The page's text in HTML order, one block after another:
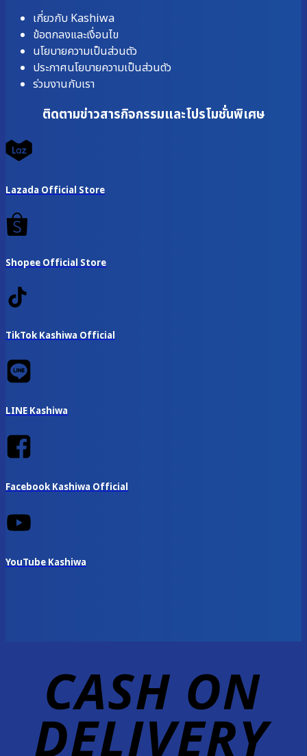
เกี่ยวกับ Kashiwa
ข้อตกลงและเงื่อนไข
นโยบายความเป็นส่วนตัว
ประกาศนโยบายความเป็นส่วนตัว
ร่วมงานกับเรา
ติดตามข่าวสารกิจกรรมและโปรโมชั่นพิเศษ
Lazada Official Store
Shopee Official Store
TikTok Kashiwa Official
LINE Kashiwa
Facebook Kashiwa Official
YouTube Kashiwa